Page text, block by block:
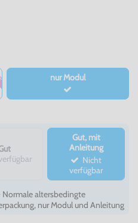
nur Modul
Gut, mit
Anleitung
verfügbar
altersbedingte
nur Modul und Anleitung